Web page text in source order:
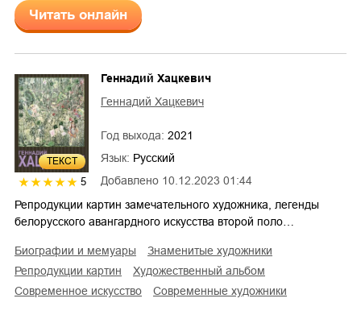
Читать онлайн
ТЕКСТ
5 Добавлено 10.12.2023 01:44
Геннадий Хацкевич
Геннадий Хацкевич
Год выхода: 2021
Язык: Русский
Репродукции картин замечательного художника, легенды
белорусского авангардного искусства второй поло…
биографии и мемуары
знаменитые художники
репродукции картин
художественный альбом
современное искусство
современные художники